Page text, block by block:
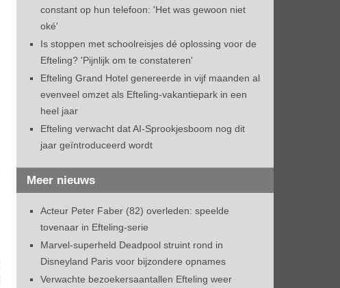
constant op hun telefoon: 'Het was gewoon niet
oké'
Is stoppen met schoolreisjes dé oplossing voor de
Efteling? 'Pijnlijk om te constateren'
Efteling Grand Hotel genereerde in vijf maanden al
evenveel omzet als Efteling-vakantiepark in een
heel jaar
Efteling verwacht dat AI-Sprookjesboom nog dit
jaar geïntroduceerd wordt
Meer nieuws
Acteur Peter Faber (82) overleden: speelde
tovenaar in Efteling-serie
Marvel-superheld Deadpool struint rond in
Disneyland Paris voor bijzondere opnames
Verwachte bezoekersaantallen Efteling weer